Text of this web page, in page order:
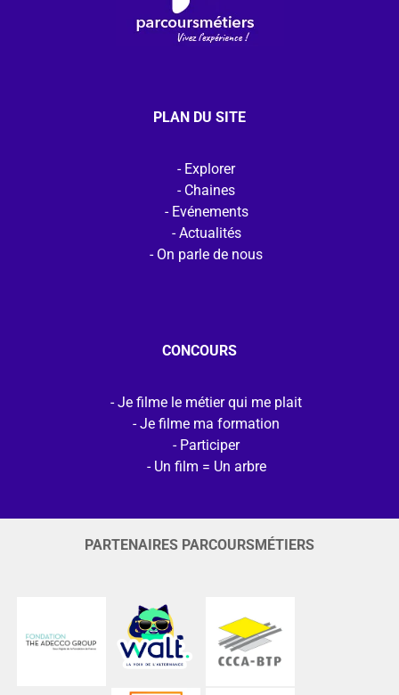
PLAN DU SITE
Explorer
Chaines
Evénements
Actualités
On parle de nous
CONCOURS
Je filme le métier qui me plait
Je filme ma formation
Participer
Un film = Un arbre
PARTENAIRES PARCOURSMÉTIERS